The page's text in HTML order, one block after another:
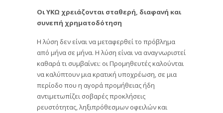
Οι ΥΚΩ χρειάζονται σταθερή, διαφανή και
συνεπή χρηματοδότηση
Η λύση δεν είναι να μεταφερθεί το πρόβλημα
από μήνα σε μήνα. Η λύση είναι να αναγνωριστεί
καθαρά τι συμβαίνει: οι Προμηθευτές καλούνται
να καλύπτουν μια κρατική υποχρέωση, σε μια
περίοδο που η αγορά προμήθειας ήδη
αντιμετωπίζει σοβαρές προκλήσεις
ρευστότητας, ληξιπρόθεσμων οφειλών και